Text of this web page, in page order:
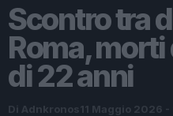
Scontro tra
Roma,
di 22 anni
Di Adnkronos 11 Maggio 2026 -